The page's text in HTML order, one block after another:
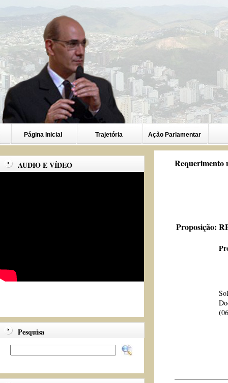
Página Inicial Trajetória Ação Parlamentar
AUDIO E VÍDEO
Pesquisa
Requerimento
Proposição: